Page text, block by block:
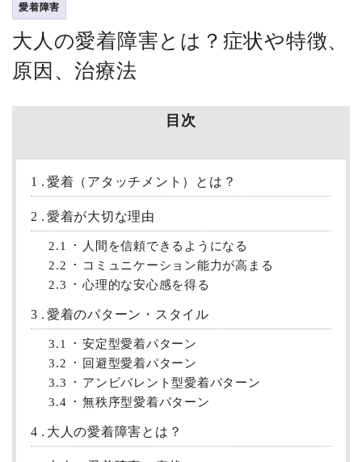
愛着障害
大人の愛着障害とは？症状や特徴、
原因、治療法
目次
1 愛着（アタッチメント）とは？
2 愛着が大切な理由
2.1
人間を信頼できるようになる
2.2
コミュニケーション能力が高まる
2.3
心理的な安心感を得る
3 愛着のパターン・スタイル
3.1
安定型愛着パターン
3.2
回避型愛着パターン
3.3
アンビバレント型愛着パターン
3.4
無秩序型愛着パターン
4 大人の愛着障害とは？